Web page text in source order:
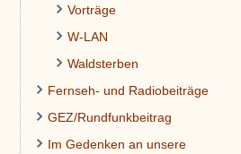
Vorträge
W-LAN
Waldsterben
Fernseh- und Radiobeiträge
GEZ/Rundfunkbeitrag
Im Gedenken an unsere